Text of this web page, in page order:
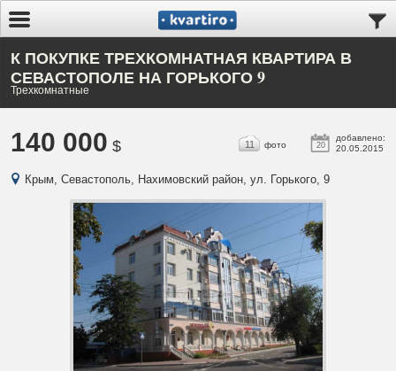
К ПОКУПКЕ ТРЕХКОМНАТНАЯ КВАРТИРА В
СЕВАСТОПОЛЕ НА ГОРЬКОГО 9
Трехкомнатные
140 000 $ 20
добавлено:
20.05.2015
11 фото
Крым, Севастополь, Нахимовский район, ул. Горького, 9